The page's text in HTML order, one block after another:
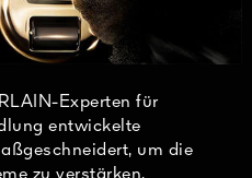
Experten für
entwickelte
um die